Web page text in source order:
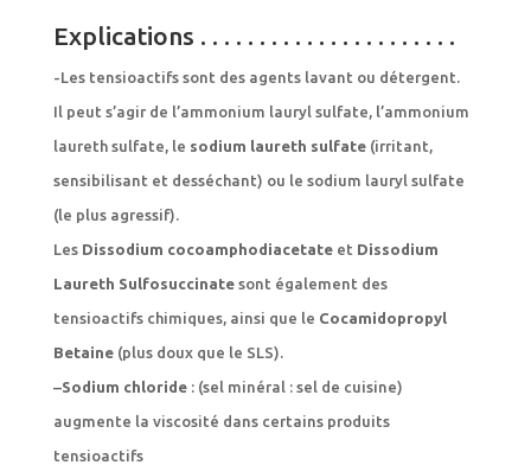
Explications . . . . . . . . . . . . . . . . . . . . . .
-Les tensioactifs sont des agents lavant ou détergent.
Il peut s’agir de l’ammonium lauryl sulfate, l’ammonium
laureth sulfate, le sodium laureth sulfate(irritant,
sensibilisant et desséchant) ou le sodium lauryl sulfate
(le plus agressif).
Les Dissodium cocoamphodiacetateet Dissodium
Laureth Sulfosuccinatesont également des
tensioactifs chimiques, ainsi que le Cocamidopropyl
Betaine(plus doux que le SLS).
–Sodium chloride: (sel minéral : sel de cuisine)
augmente la viscosité dans certains produits
tensioactifs